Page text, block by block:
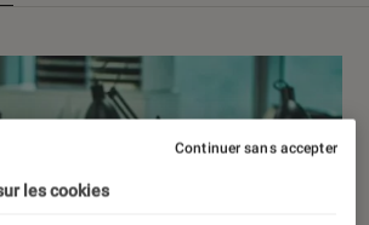
les cookies
Continuer sans accepter